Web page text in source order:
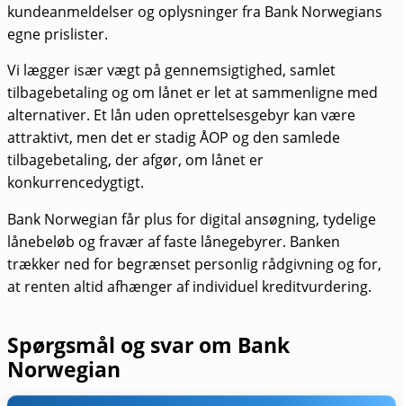
kundeanmeldelser og oplysninger fra Bank Norwegians
egne prislister.
Vi lægger især vægt på gennemsigtighed, samlet
tilbagebetaling og om lånet er let at sammenligne med
alternativer. Et lån uden oprettelsesgebyr kan være
attraktivt, men det er stadig ÅOP og den samlede
tilbagebetaling, der afgør, om lånet er
konkurrencedygtigt.
Bank Norwegian får plus for digital ansøgning, tydelige
lånebeløb og fravær af faste lånegebyrer. Banken
trækker ned for begrænset personlig rådgivning og for,
at renten altid afhænger af individuel kreditvurdering.
Spørgsmål og svar om Bank
Norwegian